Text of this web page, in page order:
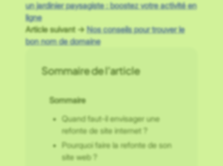
un jardinier paysagiste : boostez votre activité en
ligne
Article suivant → Nos conseils pour trouver le
bon nom de domaine
Sommaire de l’article
Sommaire
Quand faut-il envisager une
refonte de site internet ?
Pourquoi faire la refonte de son
site web ?